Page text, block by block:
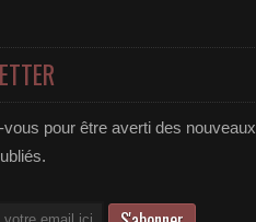
pour être averti des nouveaux